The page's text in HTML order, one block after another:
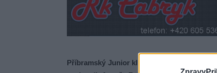
Příbramský Junior klub se promění v